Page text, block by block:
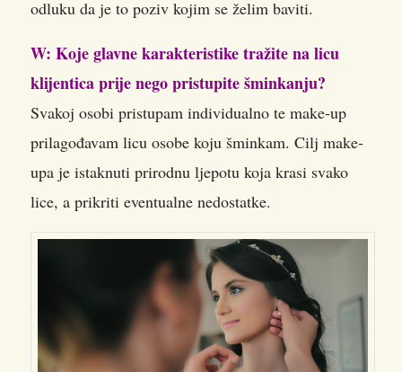
odluku da je to poziv kojim se želim baviti.
W: Koje glavne karakteristike tražite na licu
klijentica prije nego pristupite šminkanju?
Svakoj osobi pristupam individualno te make-up
prilagođavam licu osobe koju šminkam. Cilj make-
upa je istaknuti prirodnu ljepotu koja krasi svako
lice, a prikriti eventualne nedostatke.